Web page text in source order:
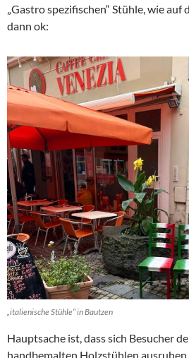
„Gastro spezifischen“ Stühle, wie auf
dann ok:
„italienische Stühle“ in Bautzen
Hauptsache ist, dass sich Besucher
handbemalten Holzstühlen